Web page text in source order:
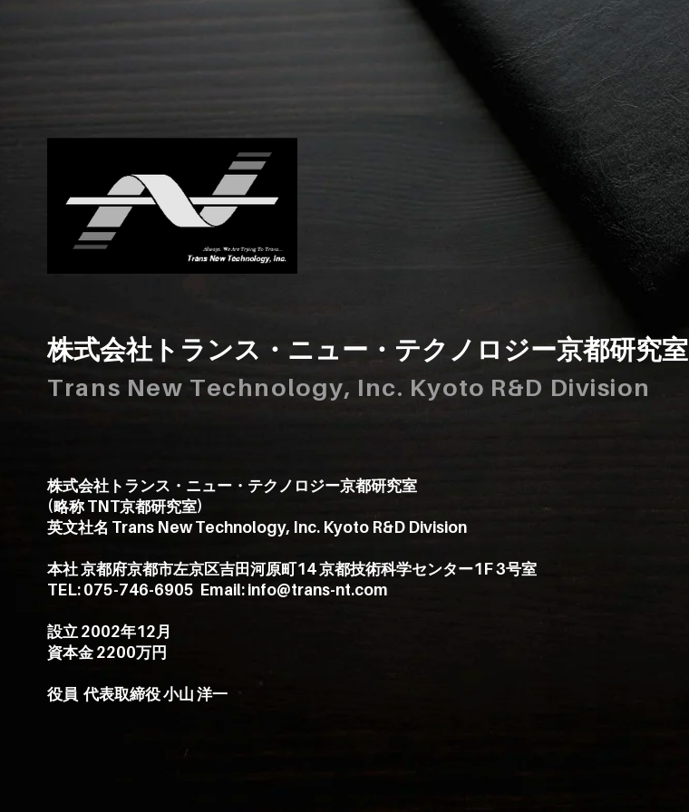
株式会社トランス・ニュー・テクノロジー京都研究室
Trans New Technology, Inc. Kyoto R&D Division
株式会社トランス・ニュー・テクノロジー京都研究室
(略称 TNT京都研究室)
英文社名 Trans New Technology, Inc. Kyoto R&D Division
本社 京都府京都市左京区吉田河原町14 京都技術科学センター1F 3号室
TEL: 075-746-6905 Email: info@trans-nt.com
設立 2002年12月
資本金 2200万円
役員 代表取締役 小山 洋一